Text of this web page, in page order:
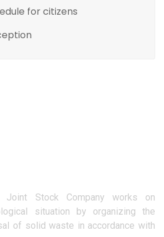
for citizens
Joint Stock Company works on
situation by organizing the
of solid waste in accordance with